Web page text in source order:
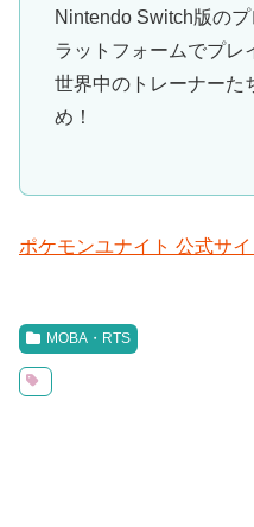
Nintendo Switch版の
ラットフォームでプレ
世界中のトレーナーた
め！
ポケモンユナイト 公式サイ
MOBA・RTS